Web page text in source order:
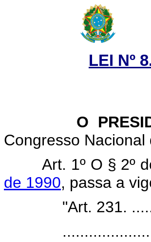
LEI Nº
O
Congresso
Art. 1º O § 2º
de 1990, passa a
"Art. 231.